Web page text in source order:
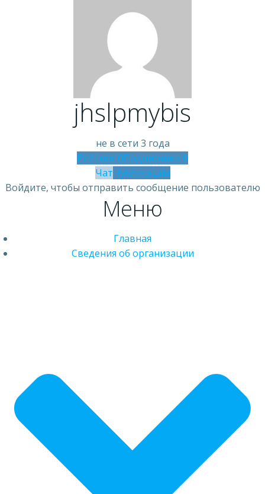
jhslpmybis
не в сети 3 года
Рейтинг 0Подписчики 0
ЧатПубликации
Войдите, чтобы отправить сообщение пользователю
Меню
Главная
Сведения об организации